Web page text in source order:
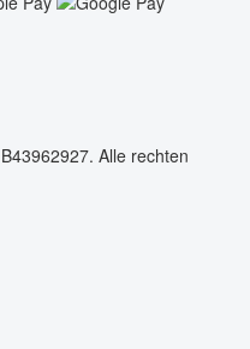
Alle rechten